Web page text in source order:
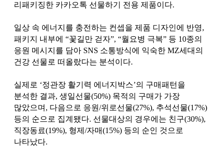
리패키징한 카카오톡 선물하기 전용 제품이다.
일상 속 에너지를 충전하는 컨셉을 제품 디자인에 반영,
패키지 내부에 “꽃길만 걷자”, “월요병 극복” 등 10종의
응원 메시지를 담아 SNS 소통방식에 익숙한 MZ세대의
건강 선물로 떠올랐다는 분석이다.
실제로 ‘정관장 활기력 에너지박스’의 구매패턴을
분석한 결과, 생일선물(50%) 목적의 구매가 가장
많았으며, 다음으로 응원/위로선물(27%), 추석선물(17%)
등의 순으로 집계됐다. 선물대상의 경우에는 친구(30%),
직장동료(19%), 형제/자매(15%) 등의 순인 것으로
나타났다.